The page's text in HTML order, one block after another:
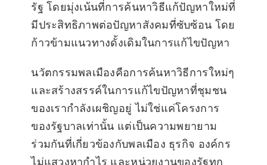
รัฐ โดยมุ่งเน้นที่การค้นหาวิธีแก้ปัญหาใหม่ที่
มีประสิทธิภาพต่อปัญหาสังคมที่ซับซ้อน โดย
ก้าวข้ามแนวทางดั้งเดิมในการแก้ไขปัญหา
นวัตกรรมพลเมืองคือการค้นหาวิธีการใหม่ๆ
และสร้างสรรค์ในการแก้ไขปัญหาที่ชุมชน
ของเรากำลังเผชิญอยู่ ไม่ใช่แค่โครงการ
ของรัฐบาลเท่านั้น แต่เป็นความพยายาม
ร่วมกันที่เกี่ยวข้องกับพลเมือง ธุรกิจ องค์กร
ไม่แสวงหากำไร และหน่วยงานของรัฐทุก